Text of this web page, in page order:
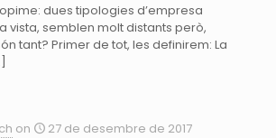
dues tipologies d’empresa
vista, semblen molt distants però,
tant? Primer de tot, les definirem: La
on
27 de desembre de 2017